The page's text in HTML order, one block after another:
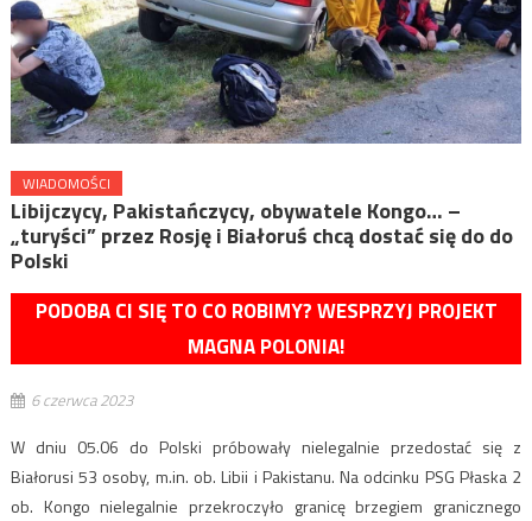
WIADOMOŚCI
Libijczycy, Pakistańczycy, obywatele Kongo… –
„turyści” przez Rosję i Białoruś chcą dostać się do do
Polski
PODOBA CI SIĘ TO CO ROBIMY? WESPRZYJ PROJEKT
MAGNA POLONIA!
6 czerwca 2023
W dniu 05.06 do Polski próbowały nielegalnie przedostać się z
Białorusi 53 osoby, m.in. ob. Libii i Pakistanu. Na odcinku PSG Płaska 2
ob. Kongo nielegalnie przekroczyło granicę brzegiem granicznego